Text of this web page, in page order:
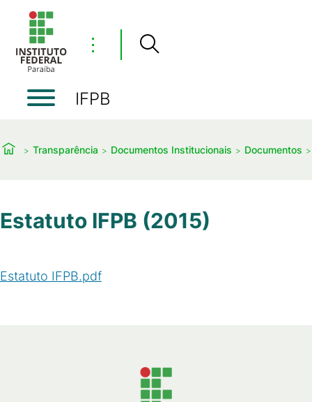
⋮
IFPB
Transparência Documentos Institucionais Documentos
Estatuto IFPB (2015)
Estatuto IFPB.pdf